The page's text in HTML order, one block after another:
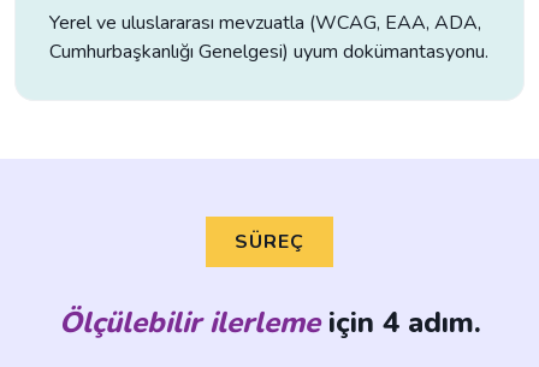
Yerel ve uluslararası mevzuatla (WCAG, EAA, ADA,
Cumhurbaşkanlığı Genelgesi) uyum dokümantasyonu.
SÜREÇ
Ölçülebilir ilerlemeiçin 4 adım.